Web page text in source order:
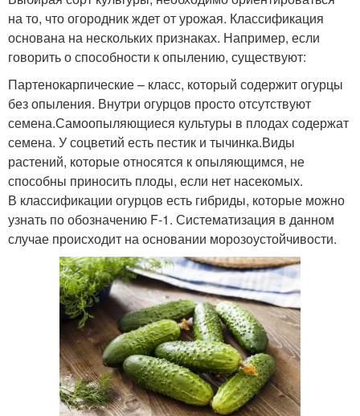
на то, что огородник ждет от урожая. Классификация
основана на нескольких признаках. Например, если
говорить о способности к опылению, существуют:
Партенокарпические – класс, который содержит огурцы
без опыления. Внутри огурцов просто отсутствуют
семена.Самоопыляющиеся культуры в плодах содержат
семена. У соцветий есть пестик и тычинка.Виды
растений, которые относятся к опыляющимся, не
способны приносить плоды, если нет насекомых.
В классификации огурцов есть гибриды, которые можно
узнать по обозначению F-1. Систематизация в данном
случае происходит на основании морозоустойчивости.